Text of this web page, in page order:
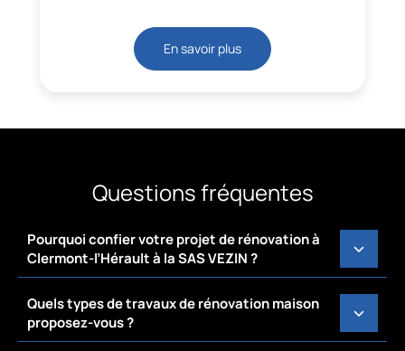
En savoir plus
Questions fréquentes
Pourquoi confier votre projet de rénovation à
Clermont-l’Hérault à la SAS VEZIN ?
Quels types de travaux de rénovation maison
proposez-vous ?